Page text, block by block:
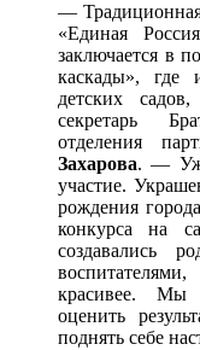
—
«Единая
заключается в
каскады», где
детских
секретарь
отделения
Захарова. —
участие.
рождения
конкурса на
создавались
красивее. Мы
оценить
поднять себе